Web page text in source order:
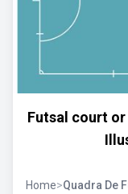
Futsal court
Home>Quadra De